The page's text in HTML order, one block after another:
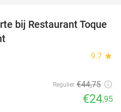
44%
bij Restaurant Toque
9.7 star
Regulier €44,75
€24,95